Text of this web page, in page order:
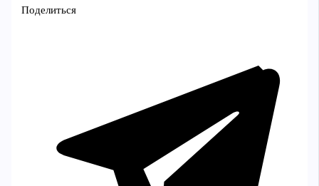
Поделиться